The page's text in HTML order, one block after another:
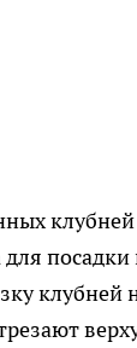
посадки
клубней